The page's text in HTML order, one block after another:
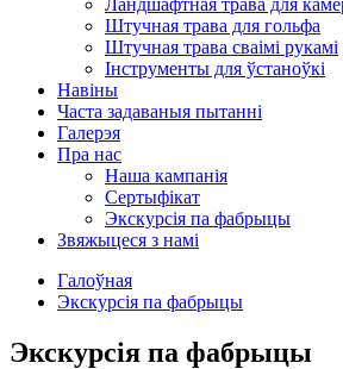
Ландшафтная трава для
Штучная трава для гольфа
Штучная трава сваімі рукамі
Інструменты для ўстаноўкі
Навіны
Часта задаваныя пытанні
Галерэя
Пра нас
Наша кампанія
Сертыфікат
Экскурсія па фабрыцы
Звяжыцеся з намі
Галоўная
Экскурсія па фабрыцы
Экскурсія па фабрыцы